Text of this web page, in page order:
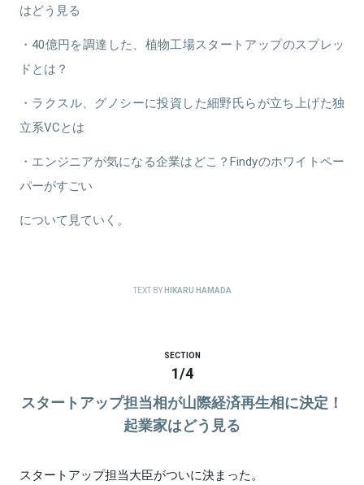
はどう見る
・40億円を調達した、植物工場スタートアップのスプレッ
ドとは？
・ラクスル、グノシーに投資した細野氏らが立ち上げた独
立系VCとは
・エンジニアが気になる企業はどこ？Findyのホワイトペー
パーがすごい
について見ていく。
TEXT BYHIKARU HAMADA
SECTION
1/4
スタートアップ担当相が山際経済再生相に決定！
起業家はどう見る
スタートアップ担当大臣がついに決まった。